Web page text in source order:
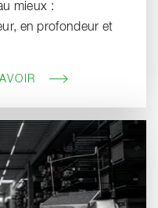
mieux :
en profondeur et